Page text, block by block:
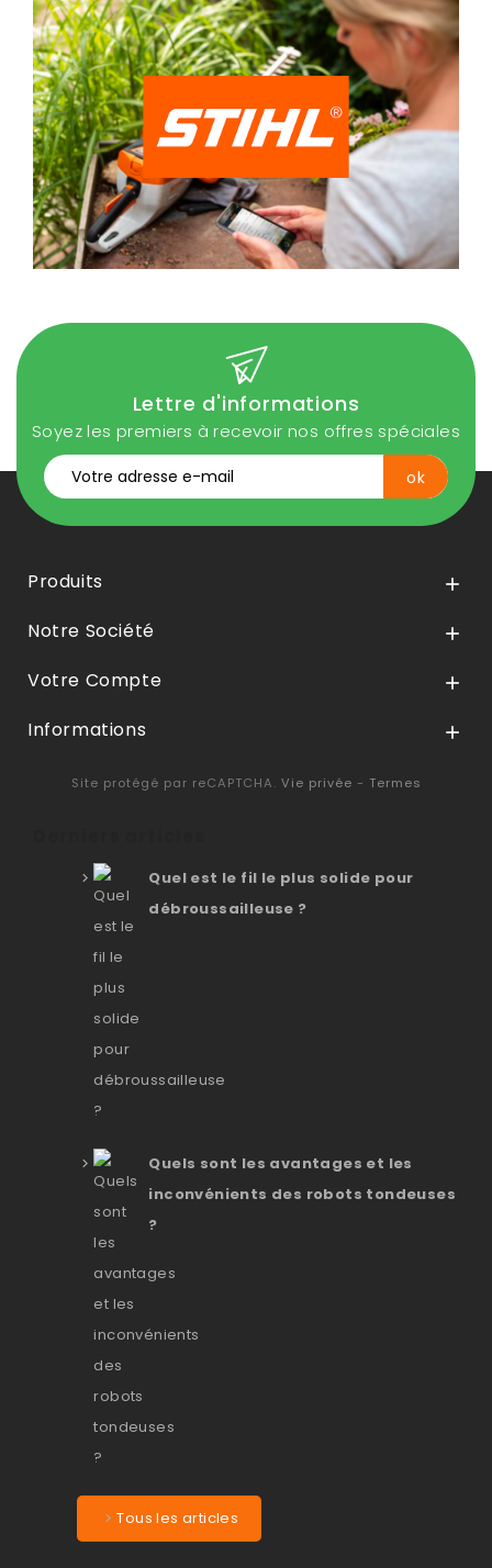
Lettre d'informations
Soyez les premiers à recevoir nos offres spéciales
Produits 
Notre Société 
Votre Compte 
Informations 
Site protégé par reCAPTCHA. Vie privée - Termes
Quel est le fil le plus solide pour
débroussailleuse ?
Quels sont les avantages et les
inconvénients des robots tondeuses
?
Tous les articles